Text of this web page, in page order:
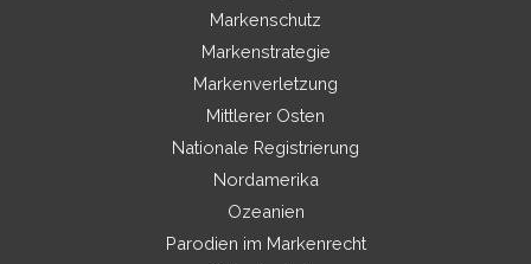
Markenschutz
Markenstrategie
Markenverletzung
Mittlerer Osten
Nationale Registrierung
Nordamerika
Ozeanien
Parodien im Markenrecht